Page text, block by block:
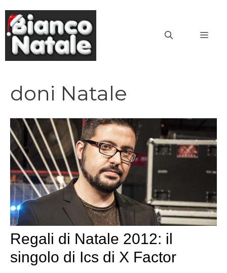
contenuto
doni Natale
Regali di Natale 2012: il
singolo di Ics di X Factor